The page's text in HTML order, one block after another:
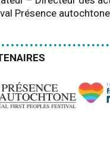
Présence